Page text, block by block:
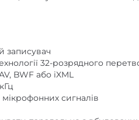
32-розрядного
BWF або iXML
сигналів
паралельно з